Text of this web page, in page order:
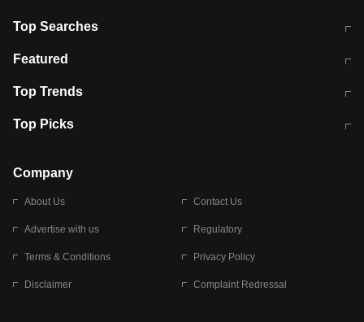
Top Searches
मुंबई में लगे 'जेन जी' के पोस्टर, लिखा- 'मैं
Featured
10 अगस्त को विधानसभा का घेराव करेंगे
Top Trends
RBI का नया नियम: अब बैंकों को अपनी सभी
Top Picks
बारिश की चेतावनी
Company
About Us Contact Us
Advertise with us Regulatory
Terms & Conditions Privacy Policy
Disclaimer Complaint Redressal